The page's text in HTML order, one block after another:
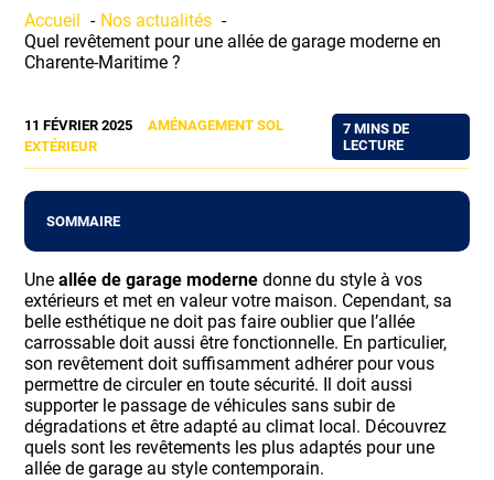
Accueil
Nos actualités
Quel revêtement pour une allée de garage moderne en
Charente-Maritime ?
11 FÉVRIER 2025
AMÉNAGEMENT SOL
EXTÉRIEUR
7 MINS DE
LECTURE
SOMMAIRE
Uneallée de garage moderne donne du style à vos
extérieurs et met en valeur votre maison. Cependant, sa
belle esthétique ne doit pas faire oublier que l’allée
carrossable doit aussi être fonctionnelle. En particulier,
son revêtement doit suffisamment adhérer pour vous
permettre de circuler en toute sécurité. Il doit aussi
supporter le passage de véhicules sans subir de
dégradations et être adapté au climat local. Découvrez
quels sont les revêtements les plus adaptés pour une
allée de garage au style contemporain.